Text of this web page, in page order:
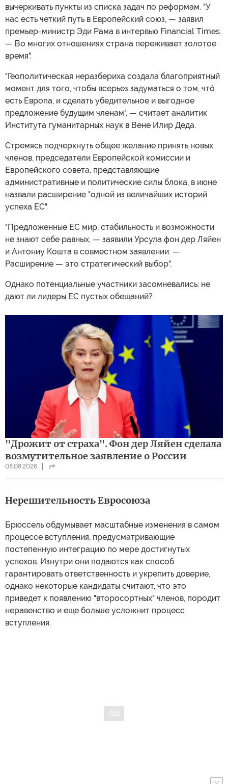
вычеркивать пункты из списка задач по реформам. "У
нас есть четкий путь в Европейский союз, — заявил
премьер-министр Эди Рама в интервью Financial Times.
— Во многих отношениях страна переживает золотое
время".
"Геополитическая неразбериха создала благоприятный
момент для того, чтобы всерьез задуматься о том, чтó
есть Европа, и сделать убедительное и выгодное
предложение будущим членам", — считает аналитик
Института гуманитарных наук в Вене Илир Деда.
Стремясь подчеркнуть общее желание принять новых
членов, председатели Европейской комиссии и
Европейского совета, представляющие
административные и политические силы блока, в июне
назвали расширение "одной из величайших историй
успеха ЕС".
"Предложенные ЕС мир, стабильность и возможности
не знают себе равных, — заявили Урсула фон дер Ляйен
и Антониу Кошта в совместном заявлении. —
Расширение — это стратегический выбор".
Однако потенциальные участники засомневались: не
дают ли лидеры ЕС пустых обещаний?
"Дрожит от страха". Фон дер Ляйен сделала
возмутительное заявление о России
08.08.2026
Нерешительность Евросоюза
Брюссель обдумывает масштабные изменения в самом
процессе вступления, предусматривающие
постепенную интеграцию по мере достигнутых
успехов. Изнутри они подаются как способ
гарантировать ответственность и укрепить доверие,
однако некоторые кандидаты считают, что это
приведет к появлению "второсортных" членов, породит
неравенство и еще больше усложнит процесс
вступления.